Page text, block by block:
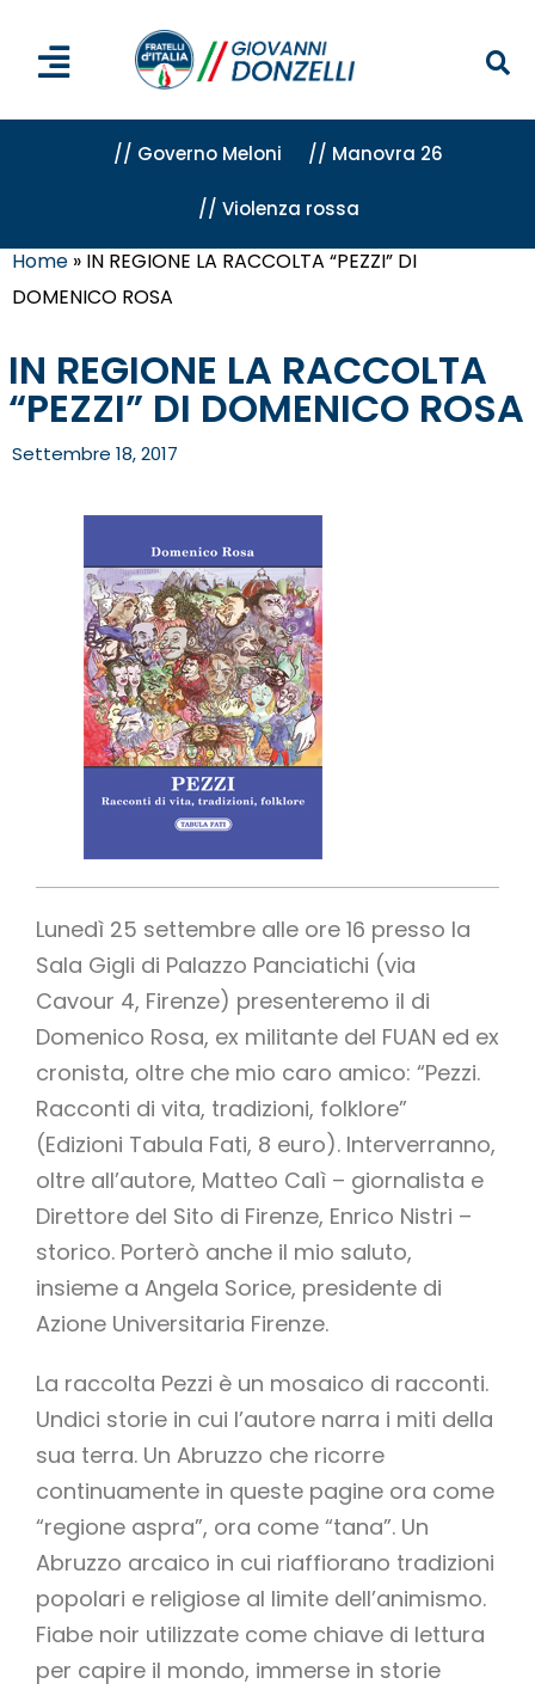
// Governo Meloni // Manovra 26
// Violenza rossa
Home » IN REGIONE LA RACCOLTA “PEZZI” DI
DOMENICO ROSA
IN REGIONE LA RACCOLTA
“PEZZI” DI DOMENICO ROSA
Settembre 18, 2017
Lunedì 25 settembre alle ore 16 presso la
Sala Gigli di Palazzo Panciatichi (via
Cavour 4, Firenze) presenteremo il di
Domenico Rosa, ex militante del FUAN ed ex
cronista, oltre che mio caro amico: “Pezzi.
Racconti di vita, tradizioni, folklore”
(Edizioni Tabula Fati, 8 euro). Interverranno,
oltre all’autore, Matteo Calì – giornalista e
Direttore del Sito di Firenze, Enrico Nistri –
storico. Porterò anche il mio saluto,
insieme a Angela Sorice, presidente di
Azione Universitaria Firenze.
La raccolta Pezzi è un mosaico di racconti.
Undici storie in cui l’autore narra i miti della
sua terra. Un Abruzzo che ricorre
continuamente in queste pagine ora come
“regione aspra”, ora come “tana”. Un
Abruzzo arcaico in cui riaffiorano tradizioni
popolari e religiose al limite dell’animismo.
Fiabe noir utilizzate come chiave di lettura
per capire il mondo, immerse in storie